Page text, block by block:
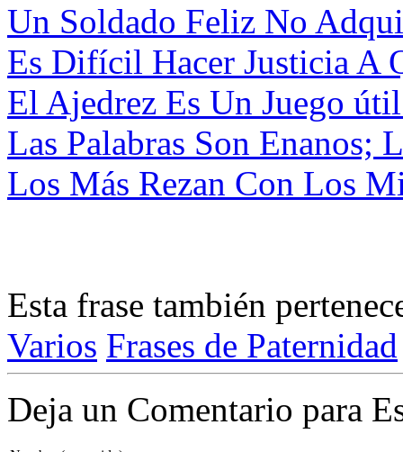
Un Soldado Feliz No
Es Difícil Hacer Justicia A
El Ajedrez Es Un Juego
Las Palabras Son Enanos;
Los Más Rezan Con Los
Esta frase también
Varios Frases de Paternidad
Deja un Comentario para